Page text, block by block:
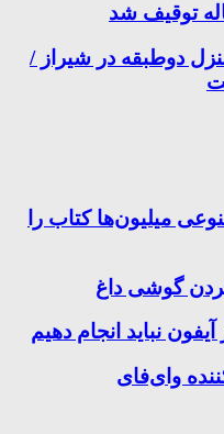
توقیف شد
دوطبقه در شیراز /
میلیون‌ها کتاب را
گوشی داغ
نباید انجام دهیم
وای‌فای